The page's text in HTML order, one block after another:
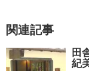
関連記事
田
紀